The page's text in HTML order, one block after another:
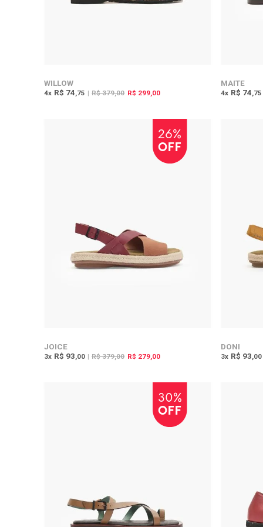
WILLOW
4x R$ 74,75 | R$ 379,00 R$ 299,00
MAITE
4x R$ 74,75
26%
OFF
JOICE
3x R$ 93,00 | R$ 379,00 R$ 279,00
DONI
3x R$ 93,00
30%
OFF